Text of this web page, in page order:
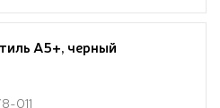
А5+, черный
011